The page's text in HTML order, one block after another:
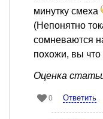
минутку смеха
(Непонятно
сомневаются
похожи, вы что
Оценка
0 Ответить